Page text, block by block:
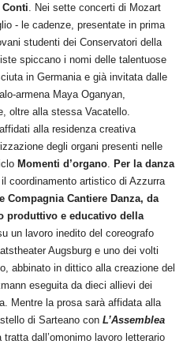
. Nei sette concerti di Mozart
- le cadenze, presentate in prima
studenti dei Conservatori della
spiccano i nomi delle talentuose
in Germania e già invitata dalle
armena Maya Oganyan,
oltre alla stessa Vacatello.
alla residenza creativa
degli organi presenti nelle
Momenti d’organo .Per la danza
il coordinamento artistico di Azzurra
Compagnia Cantiere Danza, da
produttivo e educativo della
su un lavoro inedito del coreografo
Augsburg e uno dei volti
abbinato in dittico alla creazione del
eseguita da dieci allievi dei
Mentre la prosa sarà affidata alla
di Sarteano conL’Assemblea
tratta dall’omonimo lavoro letterario